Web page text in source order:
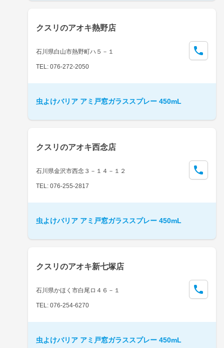
クスリのアオキ熱野店
石川県白山市熱野町ハ５－１
TEL: 076-272-2050
虫よけバリア アミ戸窓ガラススプレー 450mL
クスリのアオキ西念店
石川県金沢市西念３－１４－１２
TEL: 076-255-2817
虫よけバリア アミ戸窓ガラススプレー 450mL
クスリのアオキ新七塚店
石川県かほく市白尾ロ４６－１
TEL: 076-254-6270
虫よけバリア アミ戸窓ガラススプレー 450mL